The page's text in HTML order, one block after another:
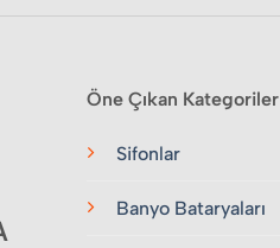
Öne Çıkan Kategoriler
Sifonlar
Banyo Bataryaları